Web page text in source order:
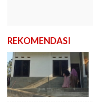
REKOMENDASI